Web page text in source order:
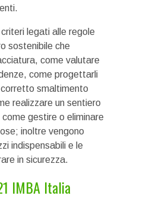
legati alle regole
sostenibile che
come valutare
come progettarli
smaltimento
realizzare un sentiero
gestire o eliminare
inoltre vengono
indispensabili e le
in sicurezza.
IMBA Italia